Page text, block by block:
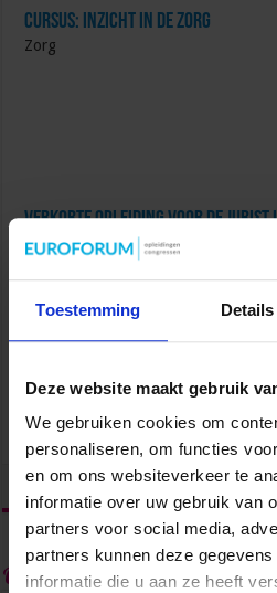
Toestemming Details
Deze website maakt gebruik
We gebruiken cookies om
personaliseren, om functies
en om ons websiteverkeer te
informatie over uw gebruik van
partners voor social media,
partners kunnen deze
informatie die u aan ze heeft
Cursus: Inzicht in de Zorg
Zorg
Verkorte opleiding voor de Jurist
Zorg
Succesvol Projectmanagement in
tweet
Over admin